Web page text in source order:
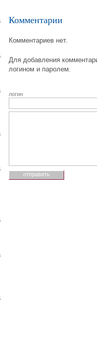
Комментарии
Комментариев нет.
Для добавления
логином и паролем.
логин